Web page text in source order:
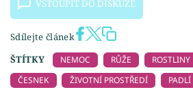
VSTOUPIT DO DISKUZE
Sdílejte článek
ŠTÍTKY
NEMOC RŮŽE ROSTLINY
ČESNEK
ŽIVOTNÍ PROSTŘEDÍ PADLÍ